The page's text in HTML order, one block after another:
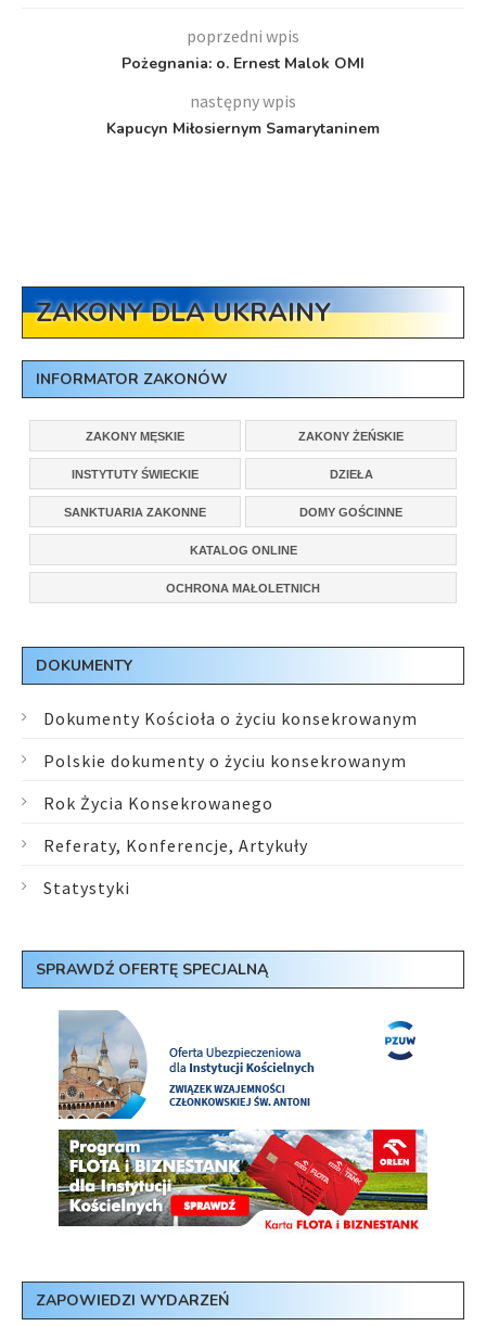
poprzedni wpis
Pożegnania: o. Ernest Malok OMI
następny wpis
Kapucyn Miłosiernym Samarytaninem
ZAKONY DLA UKRAINY
INFORMATOR ZAKONÓW
ZAKONY MĘSKIE ZAKONY ŻEŃSKIE
INSTYTUTY ŚWIECKIE DZIEŁA
SANKTUARIA ZAKONNE DOMY GOŚCINNE
KATALOG ONLINE
OCHRONA MAŁOLETNICH
DOKUMENTY
Dokumenty Kościoła o życiu konsekrowanym
Polskie dokumenty o życiu konsekrowanym
Rok Życia Konsekrowanego
Referaty, Konferencje, Artykuły
Statystyki
SPRAWDŹ OFERTĘ SPECJALNĄ
ZAPOWIEDZI WYDARZEŃ